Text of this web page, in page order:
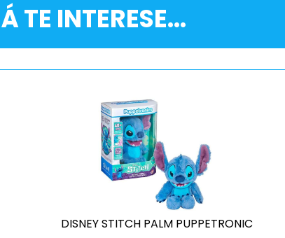
TE INTERESE...
DISNEY STITCH PALM PUPPETRONIC